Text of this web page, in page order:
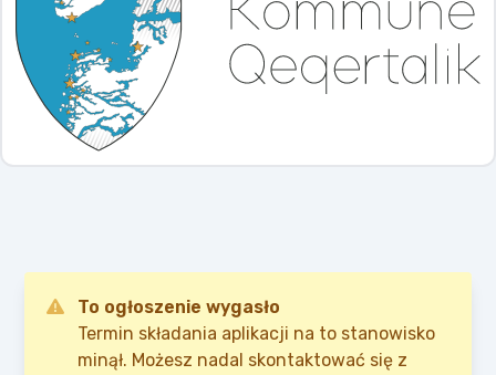
To ogłoszenie wygasło
Termin składania aplikacji na to stanowisko
minął. Możesz nadal skontaktować się z